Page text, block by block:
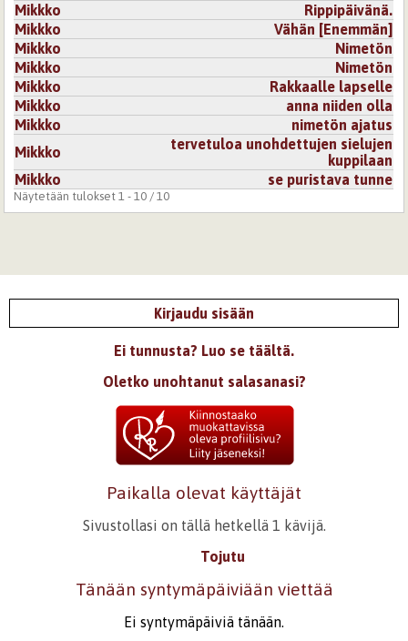
Kirjaudutairekisteröidykommentoidaksesi
24.11.2008 0:00Nadie
Elvis on hyvä!
Kirjaudutairekisteröidykommentoidaksesi
;;______;; Kyl mä tiesin, et osaan runoilla, mut..
Tää on ihan jumalattoman kaunis *oo*
Kirjaudutairekisteröidykommentoidaksesi
Mikkko
Rippipäivänä.
Mikkko
Vähän [Enemmän]
Mikkko
Nimetön
Mikkko
Nimetön
Mikkko
Rakkaalle lapselle
Mikkko
anna niiden olla
Mikkko
nimetön ajatus
Mikkko
tervetuloa unohdettujen sielujen
kuppilaan
Mikkko
se puristava tunne
Näytetään tulokset 1 - 10 / 10
Kirjaudu sisään
Ei tunnusta? Luo se täältä.
Oletko unohtanut salasanasi?
Paikalla olevat käyttäjät
Sivustollasi on tällä hetkellä 1 kävijä.
Tojutu
Tänään syntymäpäiviään viettää
Ei syntymäpäiviä tänään.